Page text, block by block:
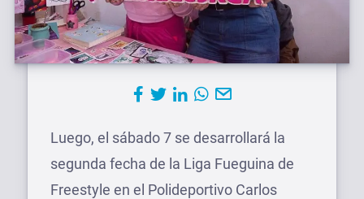
Luego, el sábado 7 se desarrollará la
segunda fecha de la Liga Fueguina de
Freestyle en el Polideportivo Carlos